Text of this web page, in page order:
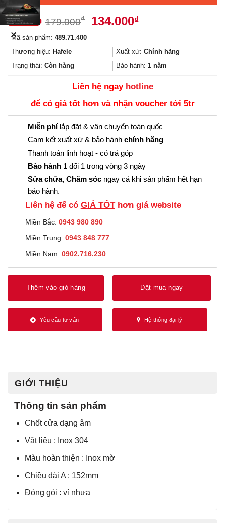
179.000₫
Giá
179.000₫.
134.000₫Giá
là:
134.000₫.
Mã sản phẩm: 489.71.400
Thương hiệu: Hafele Xuất xứ: Chính hãng
Trạng thái: Còn hàng Bảo hành: 1 năm
Liên hệ ngay hotline
để có giá tốt hơn và nhận voucher tới 5tr
Miễn phílắp đặt & vận chuyển toàn quốc
Cam kết xuất xứ & bảo hành chính hãng
Thanh toán linh hoạt - có trả góp
Bảo hành 1 đổi 1 trong vòng 3 ngày
Sửa chữa, Chăm sóc ngay cả khi sản phẩm hết hạn
bảo hành.
Liên hệ để có GIÁ TỐThơn giá website
Miền Bắc: 0943 980 890
Miền Trung: 0943 848 777
Miền Nam: 0902.716.230
Thêm vào giỏ hàng Đặt mua ngay
Yêu cầu tư vấn Hệ thống đại lý
GIỚI THIỆU
Thông tin sản phẩm
Chốt cửa dạng âm
Vật liệu : Inox 304
Màu hoàn thiện : Inox mờ
Chiều dài A : 152mm
Đóng gói : vỉ nhựa
✕